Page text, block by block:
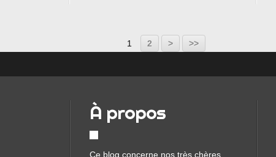
1 2 > >>
À propos
Ce blog concerne nos très chères